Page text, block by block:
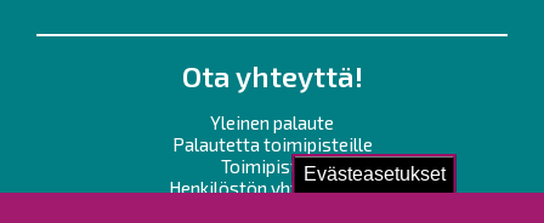
Evästeasetukset
Ota yhteyttä!
Yleinen palaute
Palautetta toimipisteille
Toimipisteet
Henkilöstön yhteystiedot